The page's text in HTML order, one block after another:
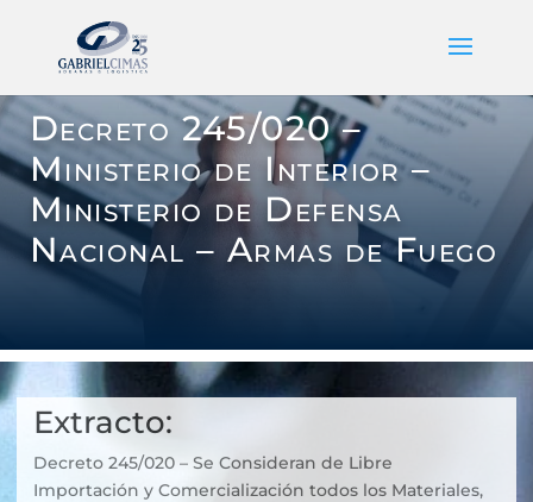
Decreto 245/020 –
Ministerio de Interior –
Ministerio de Defensa
Nacional – Armas de Fuego
Extracto:
Decreto 245/020 – Se Consideran de Libre
Importación y Comercialización todos los Materiales,